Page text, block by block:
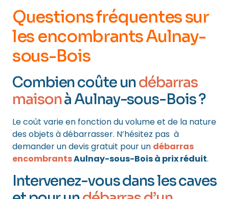
Questions fréquentes sur
les encombrants Aulnay-
sous-Bois
Combien coûte undébarras
maisonà Aulnay-sous-Bois ?
Le coût varie en fonction du volume et de la nature
des objets à débarrasser. N’hésitez pas à
demander un devis gratuit pour un débarras
encombrantsAulnay-sous-Bois à prix réduit.
Intervenez-vous dans les caves